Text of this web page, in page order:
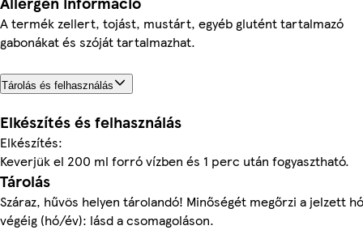
A termék zellert, tojást, mustárt, egyéb glutént tartalmazó
gabonákat és szóját tartalmazhat.
Tárolás és felhasználás
Elkészítés és felhasználás
Elkészítés:
Keverjük el 200 ml forró vízben és 1 perc után fogyasztható.
Tárolás
Száraz, hűvös helyen tárolandó! Minőségét megőrzi a jelzett
végéig (hó/év): lásd a csomagoláson.